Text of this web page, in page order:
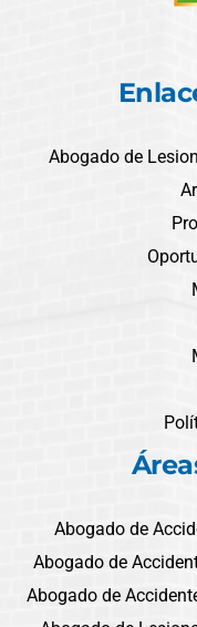
Abogado de
Abogado de
Abogado de
Abogado de